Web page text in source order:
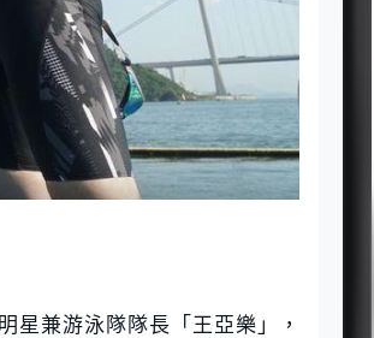
星兼游泳隊隊長「王亞樂」，